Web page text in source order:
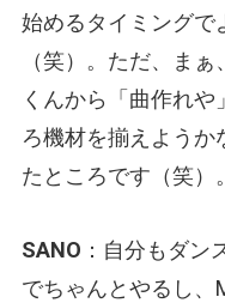
始めるタイミングで
（笑）。ただ、ま
くんから「曲作れ
ろ機材を揃えようか
たところです（笑）。
SANO ：自分もダン
でちゃんとやるし、